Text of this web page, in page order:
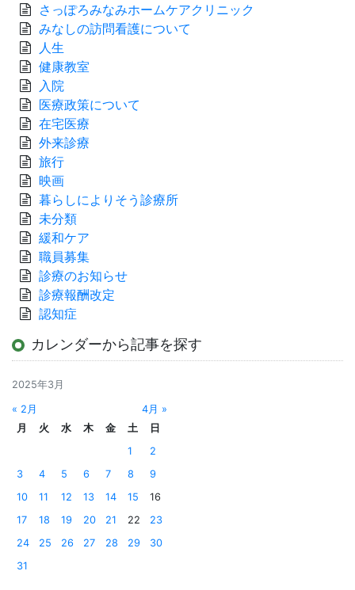
さっぽろみなみホームケアクリニック
みなしの訪問看護について
人生
健康教室
入院
医療政策について
在宅医療
外来診療
旅行
映画
暮らしによりそう診療所
未分類
緩和ケア
職員募集
診療のお知らせ
診療報酬改定
認知症
カレンダーから記事を探す
2025年3月
« 2月
4月 »
月
火 水 木 金 土
日
1
2
3
4 5 6 7 8
9
10
11 12 13 14 15
16
17
18 19 20 21 22
23
24
25 26 27 28 29
30
31